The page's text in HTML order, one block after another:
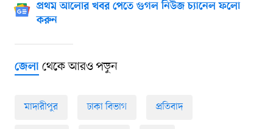
প্রথম আলোর খবর পেতে গুগল নিউজ চ্যানেল ফলো
করুন
জেলাথেকে আরও পড়ুন
মাদারীপুর ঢাকা বিভাগ প্রতিবাদ